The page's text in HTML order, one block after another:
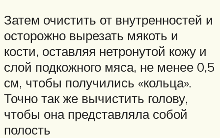
Затем очистить от внутренностей и
осторожно вырезать мякоть и
кости, оставляя нетронутой кожу и
слой подкожного мяса, не менее 0,5
см, чтобы получились «кольца».
Точно так же вычистить голову,
чтобы она представляла собой
полость